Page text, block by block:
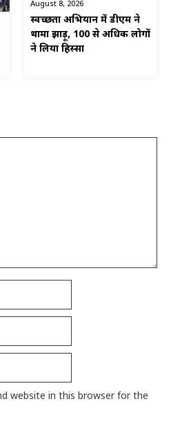
August 8, 2026
स्वच्छता अभियान में डीएम ने
थामा झाड़ू, 100 से अधिक लोगों
ने लिया हिस्सा
website in this browser for the